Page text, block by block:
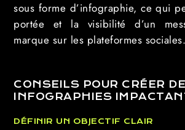
sous forme d’infographie, ce qui
portée et la visibilité d’un
marque sur les plateformes sociales.
CONSEILS POUR CRÉER
INFOGRAPHIES
DÉFINIR UN OBJECTIF CLAIR